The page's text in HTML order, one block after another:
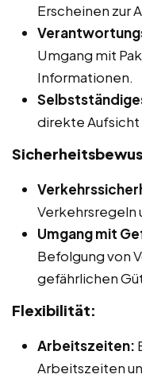
Erscheinen zur
Umgang mit
Informationen.
direkte
Verkehrsregeln
Umgang mit
Befolgung von
gefährlichen
Flexibilität:
Arbeitszeiten:
Arbeitszeiten